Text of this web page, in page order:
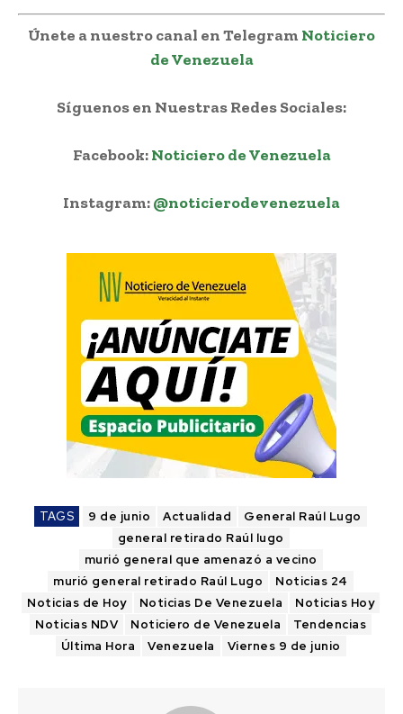
Únete a nuestro canal en Telegram Noticiero
de Venezuela
Síguenos en Nuestras Redes Sociales:
Facebook:Noticiero de Venezuela
Instagram:@noticierodevenezuela
TAGS 9 de junio Actualidad
General Raúl Lugo
general retirado Raúl lugo
murió general que amenazó a vecino
murió general retirado Raúl Lugo
Noticias 24
Noticias de Hoy
Noticias De Venezuela
Noticias Hoy
Noticias NDV
Noticiero de Venezuela
Tendencias
Última Hora
Venezuela Viernes 9 de junio